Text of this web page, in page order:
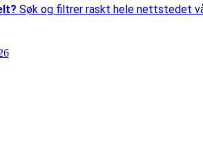
Søk og filtrer raskt hele nettstedet